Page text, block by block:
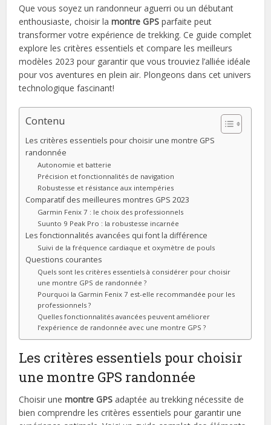
Que vous soyez un randonneur aguerri ou un débutant
enthousiaste, choisir lamontre GPS parfaite peut
transformer votre expérience de trekking. Ce guide complet
explore les critères essentiels et compare les meilleurs
modèles 2023 pour garantir que vous trouviez l’alliée idéale
pour vos aventures en plein air. Plongeons dans cet univers
technologique fascinant!
Contenu
Les critères essentiels pour choisir une montre GPS
randonnée
Autonomie et batterie
Précision et fonctionnalités de navigation
Robustesse et résistance aux intempéries
Comparatif des meilleures montres GPS 2023
Garmin Fenix 7 : le choix des professionnels
Suunto 9 Peak Pro : la robustesse incarnée
Les fonctionnalités avancées qui font la différence
Suivi de la fréquence cardiaque et oxymètre de pouls
Questions courantes
Quels sont les critères essentiels à considérer pour choisir
une montre GPS de randonnée ?
Pourquoi la Garmin Fenix 7 est-elle recommandée pour les
professionnels ?
Quelles fonctionnalités avancées peuvent améliorer
l’expérience de randonnée avec une montre GPS ?
Les critères essentiels pour choisir
une montre GPS randonnée
Choisir unemontre GPS adaptée au trekking nécessite de
bien comprendre les critères essentiels pour garantir une